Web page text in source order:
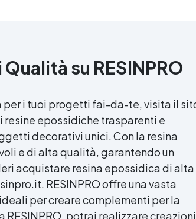
Qualità su RESINPRO
per i tuoi progetti fai-da-te, visita il
resine epossidiche trasparenti e
decorativi unici. Con la resina
e di alta qualità, garantendo un
acquistare resina epossidicadi alta
RESINPRO offre una vasta
per creare complementi per la
RESINPRO, potrai realizzare creazioni